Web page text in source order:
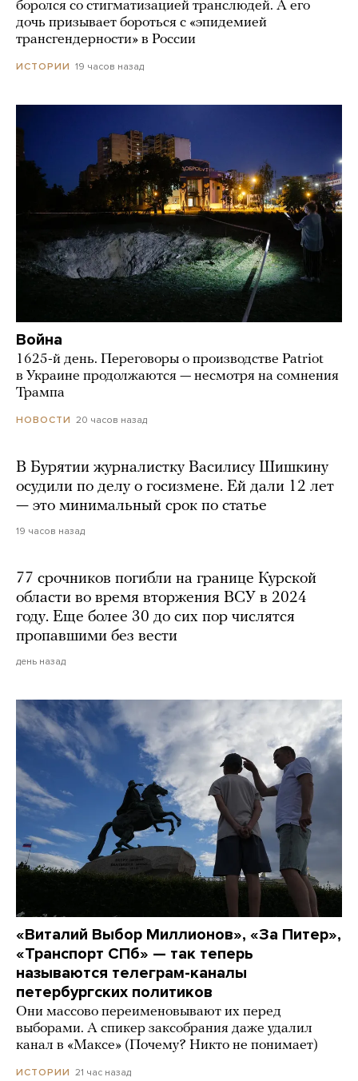
боролся со стигматизацией транслюдей. А его
дочь призывает бороться с «эпидемией
трансгендерности» в России
ИСТОРИИ 19 часов назад
Война
1625-й день. Переговоры о производстве Patriot
в Украине продолжаются — несмотря на сомнения
Трампа
НОВОСТИ 20 часов назад
В Бурятии журналистку Василису Шишкину
осудили по делу о госизмене. Ей дали 12 лет
— это минимальный срок по статье
19 часов назад
77 срочников погибли на границе Курской
области во время вторжения ВСУ в 2024
году. Еще более 30 до сих пор числятся
пропавшими без вести
день назад
«Виталий Выбор Миллионов», «За Питер»,
«Транспорт СПб» — так теперь
называются телеграм-каналы
петербургских политиков
Они массово переименовывают их перед
выборами. А спикер заксобрания даже удалил
канал в «Максе» (Почему? Никто не понимает)
ИСТОРИИ 21 час назад